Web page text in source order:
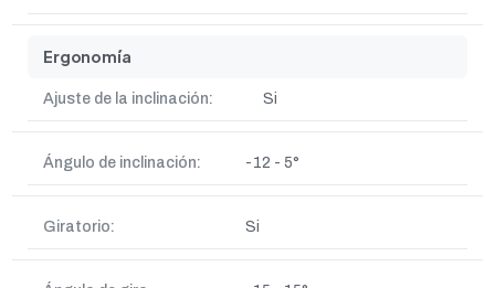
Ergonomía
Ajuste de la inclinación: Si
Ángulo de inclinación: -12 - 5°
Giratorio: Si